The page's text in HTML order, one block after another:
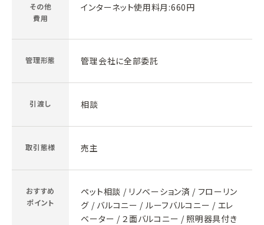
その他
費用
インターネット使用料月:660円
管理形態 管理会社に全部委託
引渡し 相談
取引態様 売主
おすすめ
ポイント
ペット相談 / リノベーション済 / フローリン
グ / バルコニー / ルーフバルコニー / エレ
ベーター / ２面バルコニー / 照明器具付き